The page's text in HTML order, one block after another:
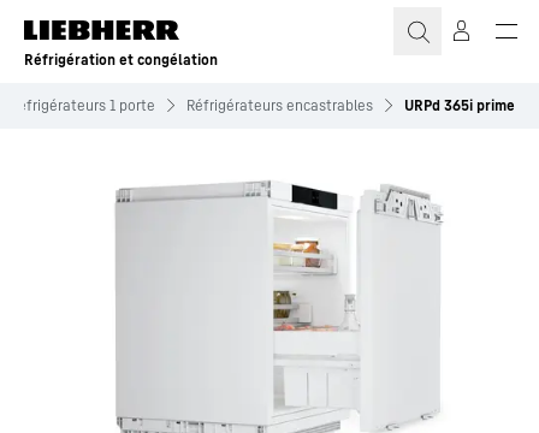
Réfrigération et congélation
Réfrigérateurs 1 porte Réfrigérateurs encastrables URPd 365i prime